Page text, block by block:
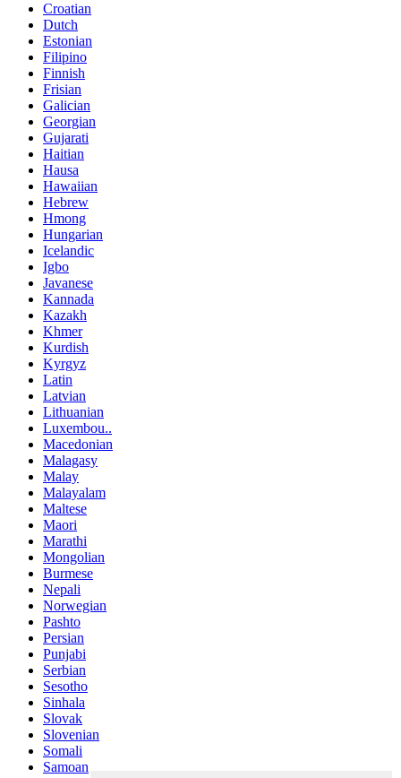
Croatian
Dutch
Estonian
Filipino
Finnish
Frisian
Galician
Georgian
Gujarati
Haitian
Hausa
Hawaiian
Hebrew
Hmong
Hungarian
Icelandic
Igbo
Javanese
Kannada
Kazakh
Khmer
Kurdish
Kyrgyz
Latin
Latvian
Lithuanian
Luxembou..
Macedonian
Malagasy
Malay
Malayalam
Maltese
Maori
Marathi
Mongolian
Burmese
Nepali
Norwegian
Pashto
Persian
Punjabi
Serbian
Sesotho
Sinhala
Slovak
Slovenian
Somali
Samoan